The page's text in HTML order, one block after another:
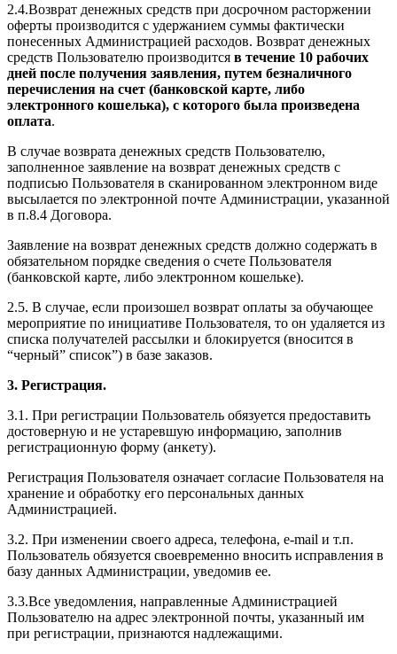
2.4.Возврат денежных средств при досрочном расторжении
оферты производится с удержанием суммы фактически
понесенных Администрацией расходов. Возврат денежных
средств Пользователю производится в течение 10 рабочих
дней после получения заявления, путем безналичного
перечисления на счет (банковской карте, либо
электронного кошелька), с которого была произведена
оплата.
В случае возврата денежных средств Пользователю,
заполненное заявление на возврат денежных средств с
подписью Пользователя в сканированном электронном виде
высылается по электронной почте Администрации, указанной
в п.8.4 Договора.
Заявление на возврат денежных средств должно содержать в
обязательном порядке сведения о счете Пользователя
(банковской карте, либо электронном кошельке).
2.5. В случае, если произошел возврат оплаты за обучающее
мероприятие по инициативе Пользователя, то он удаляется из
списка получателей рассылки и блокируется (вносится в
“черный” список”) в базе заказов.
3. Регистрация.
3.1. При регистрации Пользователь обязуется предоставить
достоверную и не устаревшую информацию, заполнив
регистрационную форму (анкету).
Регистрация Пользователя означает согласие Пользователя на
хранение и обработку его персональных данных
Администрацией.
3.2. При изменении своего адреса, телефона, e-mail и т.п.
Пользователь обязуется своевременно вносить исправления в
базу данных Администрации, уведомив ее.
3.3.Все уведомления, направленные Администрацией
Пользователю на адрес электронной почты, указанный им
при регистрации, признаются надлежащими.